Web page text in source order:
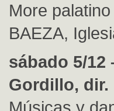
More palatino
BAEZA,
sábado 5/12
Gordillo, dir.